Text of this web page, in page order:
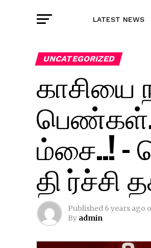
LATEST NEWS
UNCATEGORIZED
காசியை
ம்சை..! –
தி ர்ச்சி
Published 6 years ago
By admin